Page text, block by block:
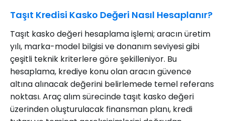
Taşıt Kredisi Kasko Değeri Nasıl Hesaplanır?
Taşıt kasko değeri hesaplama işlemi; aracın üretim
yılı, marka-model bilgisi ve donanım seviyesi gibi
çeşitli teknik kriterlere göre şekilleniyor. Bu
hesaplama, krediye konu olan aracın güvence
altına alınacak değerini belirlemede temel referans
noktası. Araç alım sürecinde taşıt kasko değeri
üzerinden oluşturulacak finansman planı, kredi